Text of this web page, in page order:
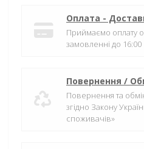
Оплата -
Приймаємо оплату
замовленні до 16:00
Повернення /
Повернення та
згідно Закону
споживачів»